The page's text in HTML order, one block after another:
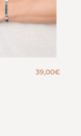
39,00€